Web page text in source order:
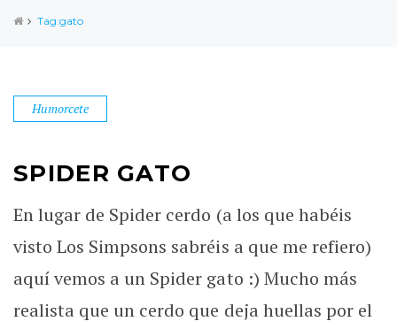
Tag:gato
Humorcete
SPIDER GATO
En lugar de Spider cerdo (a los que habéis
visto Los Simpsons sabréis a que me refiero)
aquí vemos a un Spider gato :) Mucho más
realista que un cerdo que deja huellas por el